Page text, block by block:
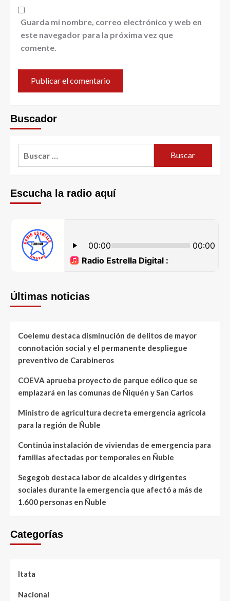
Guarda mi nombre, correo electrónico y web en
este navegador para la próxima vez que
comente.
Buscador
Escucha la radio aquí
Últimas noticias
Coelemu destaca disminución de delitos de mayor
connotación social y el permanente despliegue
preventivo de Carabineros
COEVA aprueba proyecto de parque eólico que se
emplazará en las comunas de Ñiquén y San Carlos
Ministro de agricultura decreta emergencia agrícola
para la región de Ñuble
Continúa instalación de viviendas de emergencia para
familias afectadas por temporales en Ñuble
Segegob destaca labor de alcaldes y dirigentes
sociales durante la emergencia que afectó a más de
1.600 personas en Ñuble
Categorías
Itata
Nacional